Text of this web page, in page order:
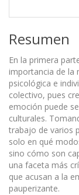
Resumen
En la primera
importancia de la
psicológica e
colectivo, pues
emoción puede
culturales.
trabajo de varios
solo en qué
sino cómo son
una faceta más
que acusan a la
pauperizante.